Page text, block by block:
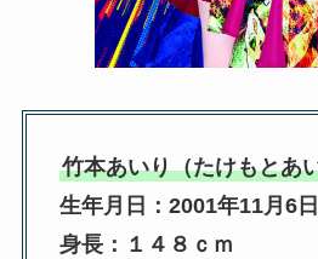
竹本あいり（たけもとあ
生年月日：2001年11月6日
身長：１４８ｃｍ